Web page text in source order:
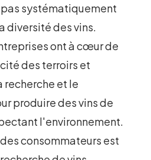
systématiquement
diversité des vins.
ont à cœur de
des terroirs et
recherche et le
produire des vins de
l'environnement.
consommateurs est